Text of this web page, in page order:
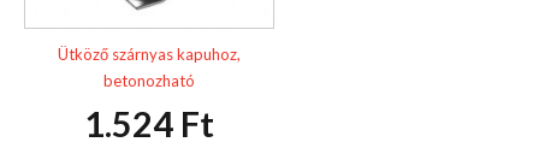
Ütköző szárnyas kapuhoz,
betonozható
1.524 Ft